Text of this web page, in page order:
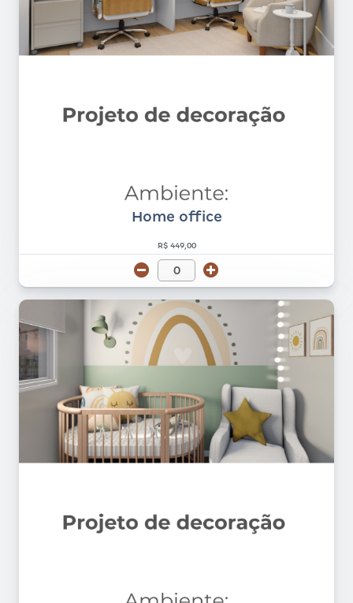
Home office
R$ 449,00